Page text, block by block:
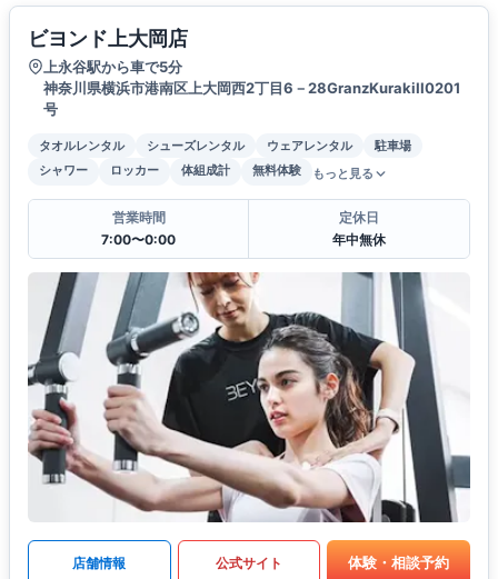
ビヨンド上大岡店
上永谷駅から車で5分
神奈川県横浜市港南区上大岡西2丁目6－28GranzKurakiII0201
号
タオルレンタル シューズレンタル ウェアレンタル
駐車場
シャワー
ロッカー 体組成計 無料体験 もっと見る
営業時間
7:00〜0:00
定休日
年中無休
店舗情報 公式サイト 体験・相談予約